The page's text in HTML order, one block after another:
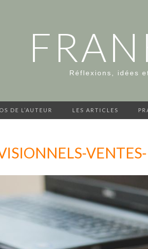
Réflexions, idées
DE L’AUTEUR LES ARTICLES